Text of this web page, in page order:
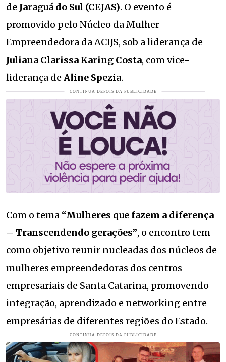
de Jaraguá do Sul (CEJAS). O evento é
promovido pelo Núcleo da Mulher
Empreendedora da ACIJS, sob a liderança de
Juliana Clarissa Karing Costa, com vice-
liderança de Aline Spezia.
Com o tema “Mulheres que fazem a diferença
– Transcendendo gerações”, o encontro tem
como objetivo reunir nucleadas dos núcleos de
mulheres empreendedoras dos centros
empresariais de Santa Catarina, promovendo
integração, aprendizado e networking entre
empresárias de diferentes regiões do Estado.